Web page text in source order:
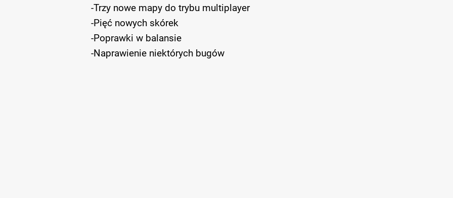
-Trzy nowe mapy do trybu multiplayer
-Pięć nowych skórek
-Poprawki w balansie
-Naprawienie niektórych bugów